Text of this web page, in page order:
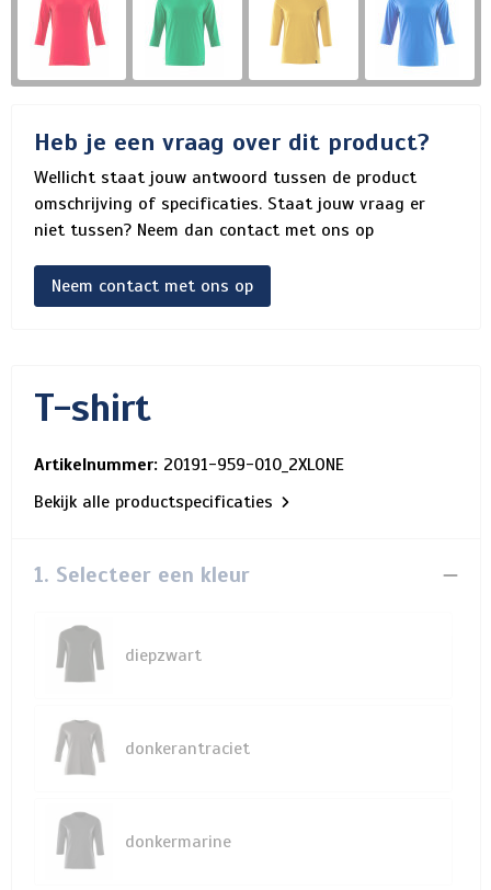
Heb je een vraag over dit product?
Wellicht staat jouw antwoord tussen de product
omschrijving of specificaties. Staat jouw vraag er
niet tussen? Neem dan contact met ons op
Neem contact met ons op
T-shirt
Artikelnummer: 20191-959-010_2XLONE
Bekijk alle productspecificaties
1. Selecteer een kleur
diepzwart
donkerantraciet
donkermarine